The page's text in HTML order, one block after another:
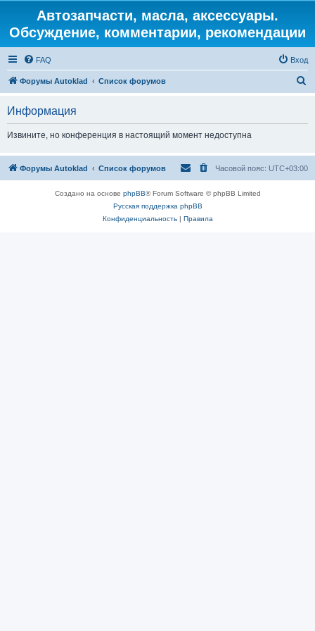
Автозапчасти, масла, аксессуары.
Обсуждение, комментарии, рекомендации
FAQ Вход
Форумы Autoklad Список форумов
Информация
Извините, но конференция в настоящий момент недоступна
Форумы Autoklad Список форумов Часовой пояс: UTC+03:00
Создано на основе phpBB® Forum Software © phpBB Limited
Русская поддержка phpBB
Конфиденциальность| Правила